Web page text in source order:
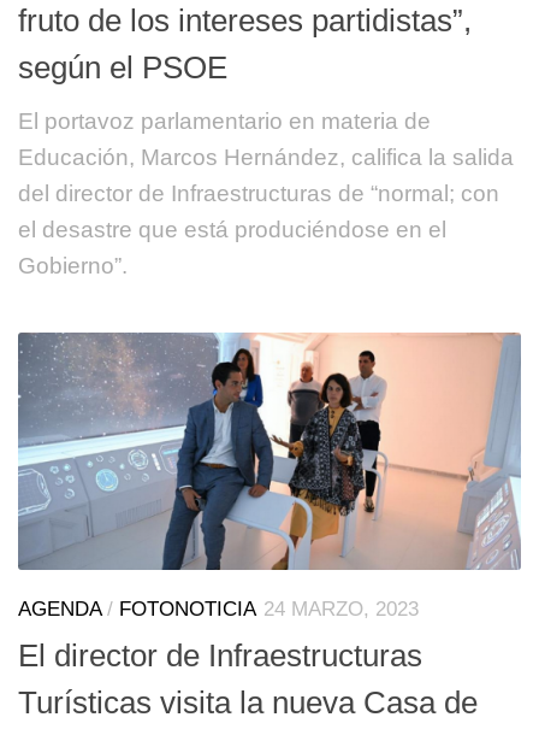
fruto de los intereses partidistas”,
según el PSOE
El portavoz parlamentario en materia de
Educación, Marcos Hernández, califica la salida
del director de Infraestructuras de “normal; con
el desastre que está produciéndose en el
Gobierno”.
AGENDA/ FOTONOTICIA 24 MARZO, 2023
El director de Infraestructuras
Turísticas visita la nueva Casa de